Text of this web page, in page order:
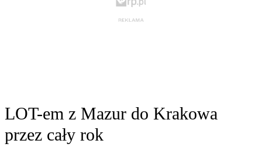
LOT-em z Mazur do Krakowa
przez cały rok